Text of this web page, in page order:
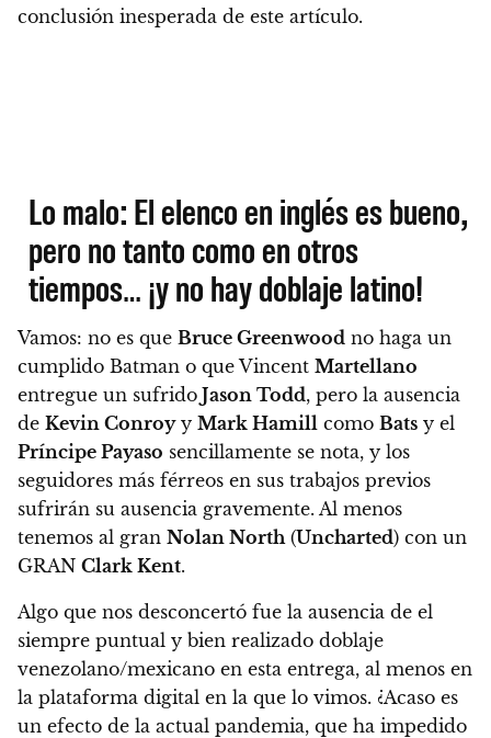
conclusión inesperada de este artículo.
Lo malo: El elenco en inglés es bueno,
pero no tanto como en otros
tiempos… ¡y no hay doblaje latino!
Vamos: no es que Bruce Greenwood no haga un
cumplido Batman o que Vincent Martellano
entregue un sufrido Jason Todd, pero la ausencia
de Kevin Conroyy Mark Hamill como Bats y el
Príncipe Payaso sencillamente se nota, y los
seguidores más férreos en sus trabajos previos
sufrirán su ausencia gravemente. Al menos
tenemos al gran Nolan North (Uncharted) con un
GRAN Clark Kent.
Algo que nos desconcertó fue la ausencia de el
siempre puntual y bien realizado doblaje
venezolano/mexicano en esta entrega, al menos en
la plataforma digital en la que lo vimos. ¿Acaso es
un efecto de la actual pandemia, que ha impedido